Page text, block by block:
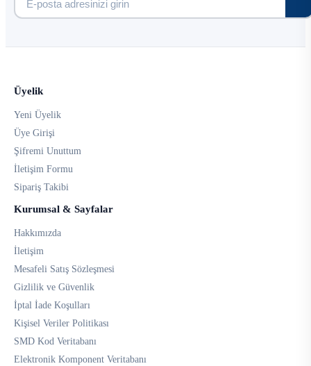
Üyelik
Yeni Üyelik
Üye Girişi
Şifremi Unuttum
İletişim Formu
Sipariş Takibi
Kurumsal & Sayfalar
Hakkımızda
İletişim
Mesafeli Satış Sözleşmesi
Gizlilik ve Güvenlik
İptal İade Koşulları
Kişisel Veriler Politikası
SMD Kod Veritabanı
Elektronik Komponent Veritabanı